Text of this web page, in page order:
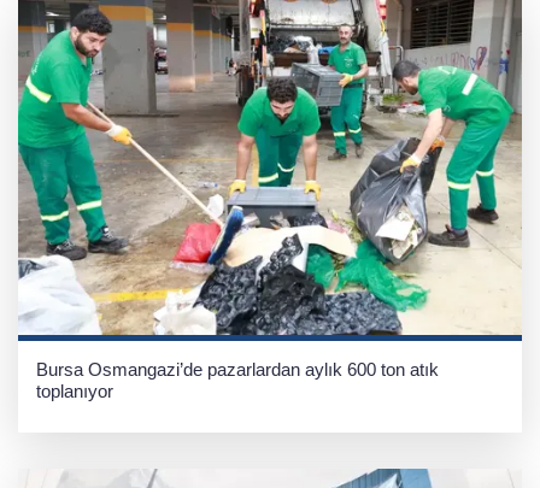
Bursa Osmangazi’de pazarlardan aylık 600 ton atık
toplanıyor